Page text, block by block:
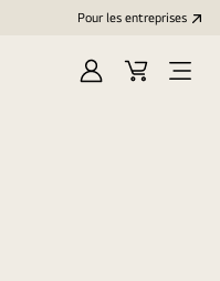
Pour les entreprises
Se
Panier